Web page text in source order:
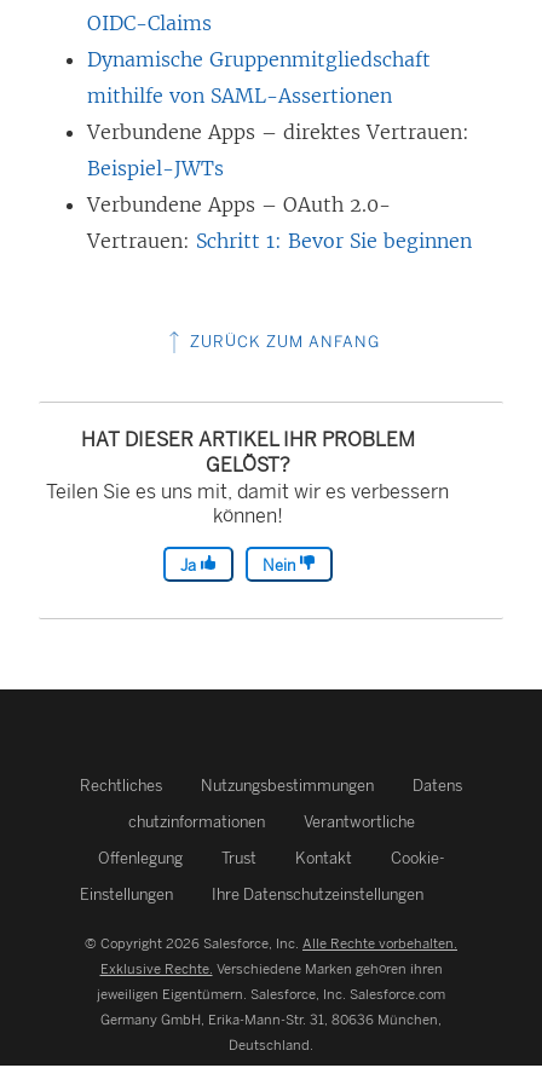
OIDC-Claims
Dynamische Gruppenmitgliedschaft
mithilfe von SAML-Assertionen
Verbundene Apps – direktes Vertrauen:
Beispiel-JWTs
Verbundene Apps – OAuth 2.0-
Vertrauen: Schritt 1: Bevor Sie beginnen
ZURÜCK ZUM ANFANG
HAT DIESER ARTIKEL IHR PROBLEM
GELÖST?
Teilen Sie es uns mit, damit wir es verbessern
können!
Ja Nein
Rechtliches Nutzungsbestimmungen
Datens
chutzinformationen
Verantwortliche
Offenlegung
Trust Kontakt
Cookie-
Einstellungen
Ihre Datenschutzeinstellungen
© Copyright 2026 Salesforce, Inc. Alle Rechte vorbehalten.
Exklusive Rechte. Verschiedene Marken gehören ihren
jeweiligen Eigentümern. Salesforce, Inc. Salesforce.com
Germany GmbH, Erika-Mann-Str. 31, 80636 München,
Deutschland.